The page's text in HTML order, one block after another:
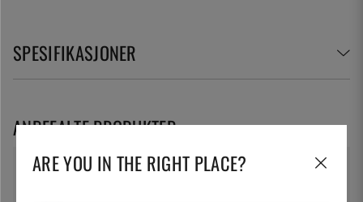
SPESIFIKASJONER
ANBEFALTE PRODUKTER
ARE YOU IN THE RIGHT PLACE?